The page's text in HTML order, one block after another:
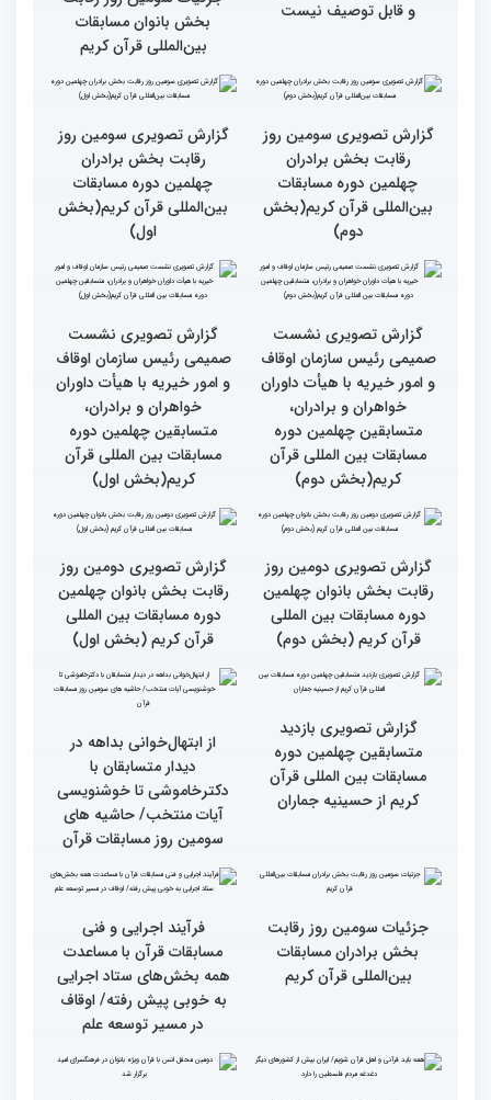
گزارش تصویری حضور
اصحاب رسانه درچهلمین
دوره مسابقات بین المللی
قران کریم (بخش اول)
قاری نیجریایی: نوجوانان
جهان عمل به قرآن را
سرلوحه امور خود قرار دهند
کتاب قرآن با قلب ما مرتبط
و قابل توصیف نیست
جزئیات سومین روز رقابت
بخش بانوان مسابقات
بین‌المللی قرآن کریم
گزارش تصویری سومین روز
رقابت بخش برادران
چهلمین دوره مسابقات
بین‌المللی قرآن کریم(بخش
دوم)
گزارش تصویری سومین روز
رقابت بخش برادران
چهلمین دوره مسابقات
بین‌المللی قرآن کریم(بخش
اول)
گزارش تصویری نشست
صمیمی رئیس سازمان اوقاف
و امور خیریه با هیأت داوران
خواهران و برادران،
متسابقین چهلمین دوره
مسابقات بین المللی قرآن
کریم(بخش دوم)
گزارش تصویری نشست
صمیمی رئیس سازمان اوقاف
و امور خیریه با هیأت داوران
خواهران و برادران،
متسابقین چهلمین دوره
مسابقات بین المللی قرآن
گزارش تصویری دومین روز
دوره مسابقات بین المللی
قرآن کریم (بخش دوم)
گزارش تصویری دومین روز
رقابت بخش بانوان چهلمین
دوره مسابقات بین المللی
قرآن کریم (بخش اول)
گزارش تصویری بازدید
از ابتهال‌خوانی بداهه در
دیدار متسابقان با
دکترخاموشی تا خوشنویسی
آیات منتخب/ حاشیه های
سومین روز مسابقات قرآن